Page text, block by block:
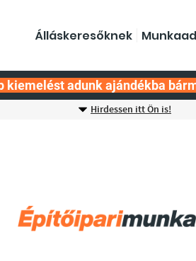
Álláskeresőknek
kiemelést adunk ajándékba
Hirdessen itt Ön is!